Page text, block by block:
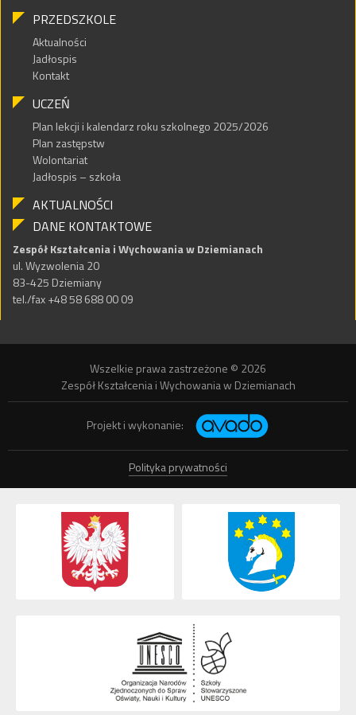
PRZEDSZKOLE
Aktualności
Jadłospis
Kontakt
UCZEŃ
Plan lekcji i kalendarz roku szkolnego 2025/2026
Plan zastępstw
Wolontariat
Jadłospis – szkoła
AKTUALNOŚCI
DANE KONTAKTOWE
Zespół Kształcenia i Wychowania w Dziemianach
ul. Wyzwolenia 20
83-425 Dziemiany
tel./fax +48 58 688 00 09
Wszelkie prawa zastrzeżone © 2026
Zespół Kształcenia i Wychowania w Dziemianach
Projekt i wykonanie:
Polityka prywatności